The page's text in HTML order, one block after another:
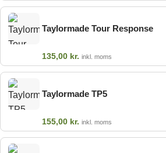
Taylormade Tour Response
135,00 kr. inkl. moms
Taylormade TP5
155,00 kr. inkl. moms